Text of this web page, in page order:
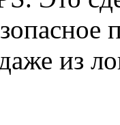
из